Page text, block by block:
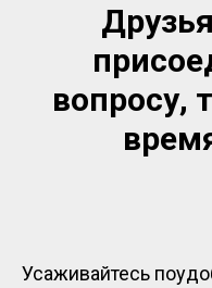
вопросу,
Усаживайтесь